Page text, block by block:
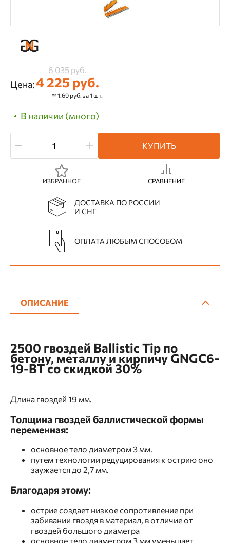
В наличии (много)
Цена:
6 035 руб.
4 225 руб.
≅ 1.69 руб. за 1 шт.
КУПИТЬ
ИЗБРАННОЕ СРАВНЕНИЕ
ДОСТАВКА ПО РОССИИ
И СНГ
ОПЛАТА ЛЮБЫМ СПОСОБОМ
ОПИСАНИЕ
2500 гвоздей Ballistic Tip по
бетону, металлу и кирпичу GNGC6-
19-BT со скидкой 30%
Длина гвоздей 19 мм.
Толщина гвоздей баллистической формы
переменная:
основное тело диаметром 3 мм.
путем технологии редуцирования к острию оно
заужается до 2,7 мм.
Благодаря этому:
острие создает низкое сопротивление при
забивании гвоздя в материал, в отличие от
гвоздей большого диаметра
основное тело диаметром 3 мм уменьшает